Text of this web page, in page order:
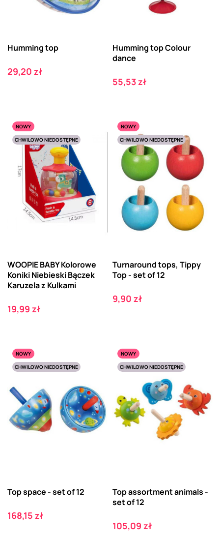
Humming top
Cena
29,20 zł
Humming top Colour
dance
Cena
55,53 zł
NOWY
CHWILOWO NIEDOSTĘPNE
WOOPIE BABY Kolorowe
Koniki Niebieski Bączek
Karuzela z Kulkami
Cena
19,99 zł
NOWY
CHWILOWO NIEDOSTĘPNE
Turnaround tops, Tippy
Top - set of 12
Cena
9,90 zł
NOWY
CHWILOWO NIEDOSTĘPNE
Top space - set of 12
Cena
168,15 zł
NOWY
CHWILOWO NIEDOSTĘPNE
Top assortment animals -
set of 12
Cena
105,09 zł